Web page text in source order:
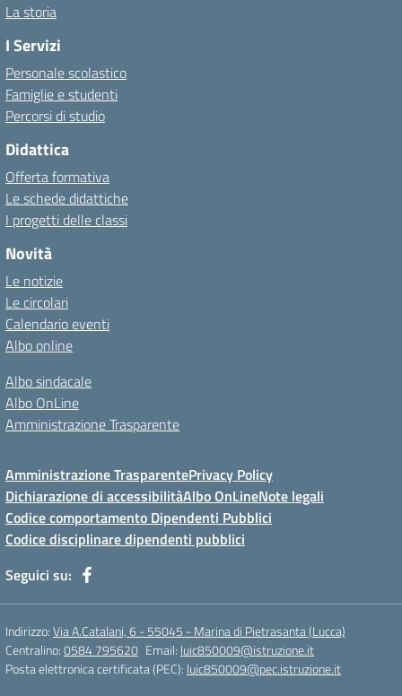
La storia
I Servizi
Personale scolastico
Famiglie e studenti
Percorsi di studio
Didattica
Offerta formativa
Le schede didattiche
I progetti delle classi
Novità
Le notizie
Le circolari
Calendario eventi
Albo online
Albo sindacale
Albo OnLine
Amministrazione Trasparente
Amministrazione TrasparentePrivacy Policy
Dichiarazione di accessibilitàAlbo OnLineNote legali
Codice comportamento Dipendenti Pubblici
Codice disciplinare dipendenti pubblici
Seguici su:
Indirizzo:Via A.Catalani, 6 - 55045 - Marina di Pietrasanta (Lucca)
Centralino:0584 795620 Email: luic850009@istruzione.it
Posta elettronica certificata (PEC): luic850009@pec.istruzione.it